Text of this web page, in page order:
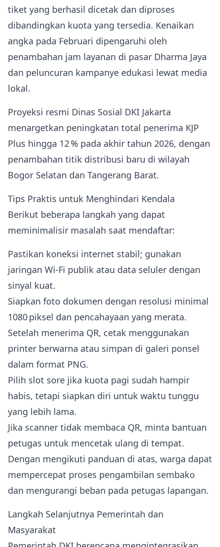
tiket yang berhasil dicetak dan diproses
dibandingkan kuota yang tersedia. Kenaikan
angka pada Februari dipengaruhi oleh
penambahan jam layanan di pasar Dharma Jaya
dan peluncuran kampanye edukasi lewat media
lokal.
Proyeksi resmi Dinas Sosial DKI Jakarta
menargetkan peningkatan total penerima KJP
Plus hingga 12 % pada akhir tahun 2026, dengan
penambahan titik distribusi baru di wilayah
Bogor Selatan dan Tangerang Barat.
Tips Praktis untuk Menghindari Kendala
Berikut beberapa langkah yang dapat
meminimalisir masalah saat mendaftar:
Pastikan koneksi internet stabil; gunakan
jaringan Wi‑Fi publik atau data seluler dengan
sinyal kuat.
Siapkan foto dokumen dengan resolusi minimal
1080 piksel dan pencahayaan yang merata.
Setelah menerima QR, cetak menggunakan
printer berwarna atau simpan di galeri ponsel
dalam format PNG.
Pilih slot sore jika kuota pagi sudah hampir
habis, tetapi siapkan diri untuk waktu tunggu
yang lebih lama.
Jika scanner tidak membaca QR, minta bantuan
petugas untuk mencetak ulang di tempat.
Dengan mengikuti panduan di atas, warga dapat
mempercepat proses pengambilan sembako
dan mengurangi beban pada petugas lapangan.
Langkah Selanjutnya Pemerintah dan
Masyarakat